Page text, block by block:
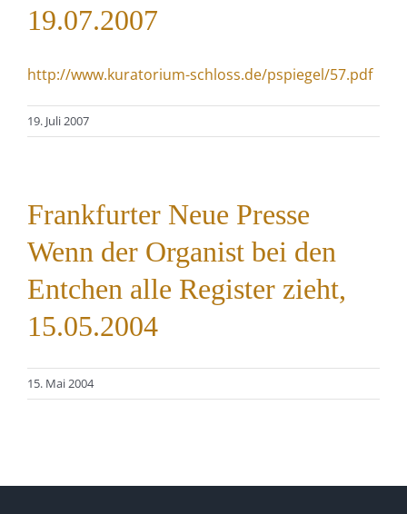
19.07.2007
http://www.kuratorium-schloss.de/pspiegel/57.pdf
19. Juli 2007
Frankfurter Neue Presse
Wenn der Organist bei den
Entchen alle Register zieht,
15.05.2004
15. Mai 2004